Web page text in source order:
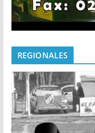
REGIONALES